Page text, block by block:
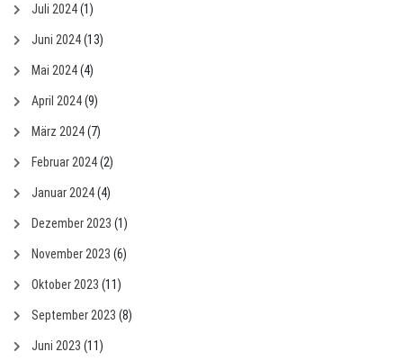
Juli 2024(1)
Juni 2024(13)
Mai 2024(4)
April 2024(9)
März 2024(7)
Februar 2024(2)
Januar 2024(4)
Dezember 2023 (1)
November 2023 (6)
Oktober 2023 (11)
September 2023 (8)
Juni 2023 (11)